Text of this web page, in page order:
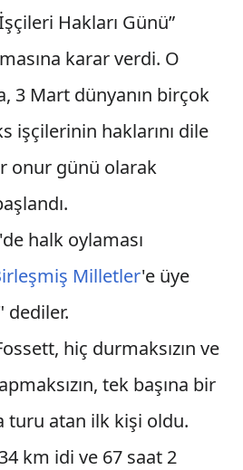
Hakları Günü”
karar verdi. O
3 Mart dünyanın birçok
işçilerinin haklarını dile
onur günü olarak
halk oylaması
Milletler'e üye
dediler.
hiç durmaksızın ve
tek başına bir
turu atan ilk kişi oldu.
km idi ve 67 saat 2